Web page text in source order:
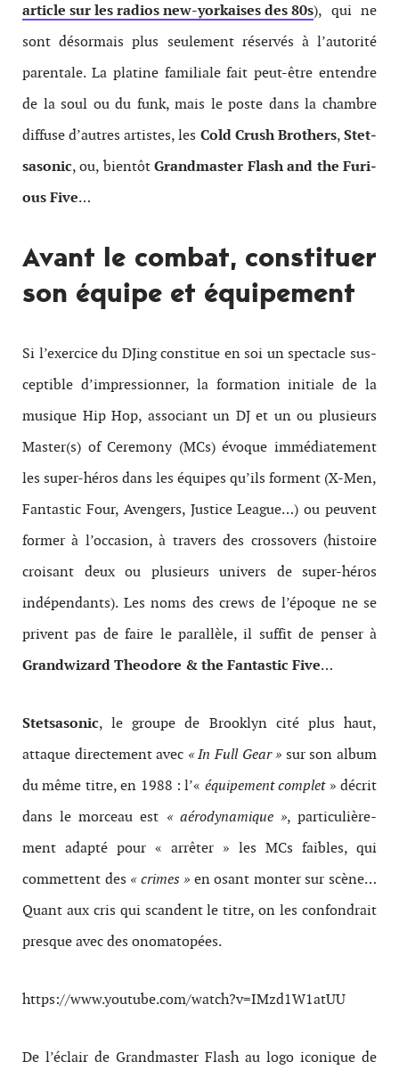
article sur les radios new-yorkaises des 80s), qui ne
sont désor­mais plus seule­ment réservés à l’autorité
parentale. La pla­tine famil­iale fait peut-​être enten­dre
de la soul ou du funk, mais le poste dans la chambre
dif­fuse d’autres artistes, les Cold Crush Broth­ers,Stet­
sasonic, ou, bien­tôtGrand­mas­ter Flash and the Furi­
ous Five…
Avant le com­bat, con­stituer
son équipe et équipement
Si l’exercice du DJing con­stitue en soi un spec­ta­cle sus­
cep­ti­ble d’impressionner, la for­ma­tion ini­tiale de la
musique Hip Hop, asso­ciant un DJ et un ou plusieurs
Mas­ter(s) of Cer­e­mony (MCs) évoque immé­di­ate­ment
les super-​héros dans les équipes qu’ils for­ment (X-​Men,
Fan­tas­tic Four, Avengers, Justice League…) ou peu­vent
former à l’occasion, à tra­vers des crossovers (his­toire
croisant deux ou plusieurs univers de super-​héros
indépen­dants). Les noms des crews de l’époque ne se
privent pas de faire le par­al­lèle, il suf­fit de penser à
Grand­wiz­ard Theodore & the Fan­tas­tic Five…
Stet­sasonic, le groupe de Brook­lyn cité plus haut,
attaque directe­ment avec « In Full Gear » sur son album
du même titre, en 1988 : l’« équipement com­plet» décrit
dans le morceau est « aéro­dy­namique », par­ti­c­ulière­
ment adapté pour « arrêter » les MCs faibles, qui
commet­tent des « crimes » en osant mon­ter sur scène…
Quant aux cris qui scan­dent le titre, on les con­fondrait
presque avec des onomatopées.
https://www.youtube.com/watch?v=IMzd1W1atUU
De l’éclair de Grand­mas­ter Flash au logo iconique de